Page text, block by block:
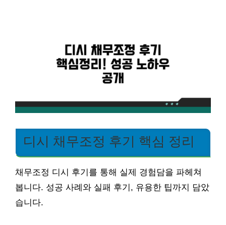
디시 채무조정 후기 핵심 정리
채무조정 디시 후기를 통해 실제 경험담을 파헤쳐
봅니다. 성공 사례와 실패 후기, 유용한 팁까지 담았
습니다.